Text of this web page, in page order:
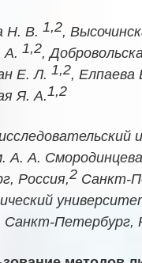
Н. В. 1,2,
А. 1,2,
Е. Л. 1,2, Елпаева
Я. А.1,2
А. А.
Россия,2 Санкт-
Санкт-Петербург,